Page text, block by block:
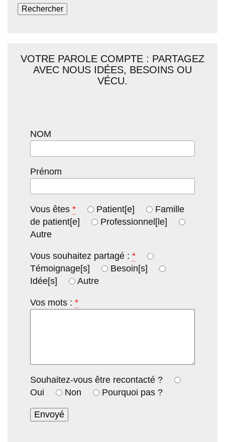
VOTRE PAROLE COMPTE : PARTAGEZ
AVEC NOUS IDÉES, BESOINS OU
VÉCU.
NOM
Prénom
Vous êtes * Patient[e]
Famille
de patient[e]
Professionnel[le]
Autre
Vous souhaitez partagé : *
Témoignage[s]
Besoin[s]
Idée[s]
Autre
Vos mots : *
Souhaitez-vous être recontacté ?
Oui
Non Pourquoi pas ?